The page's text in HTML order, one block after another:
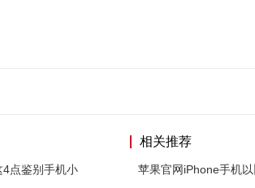
点鉴别手机小
相关推荐
苹果官网iPhone手机